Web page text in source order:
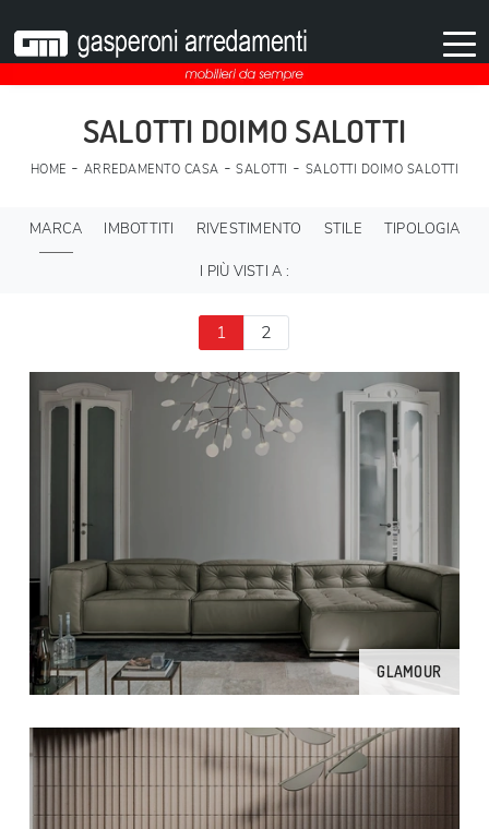
SALOTTI DOIMO SALOTTI
HOME - ARREDAMENTO CASA -SALOTTI - SALOTTI DOIMO SALOTTI
MARCA IMBOTTITI RIVESTIMENTO STILE TIPOLOGIA
I PIÙ VISTI A :
1 2
GLAMOUR